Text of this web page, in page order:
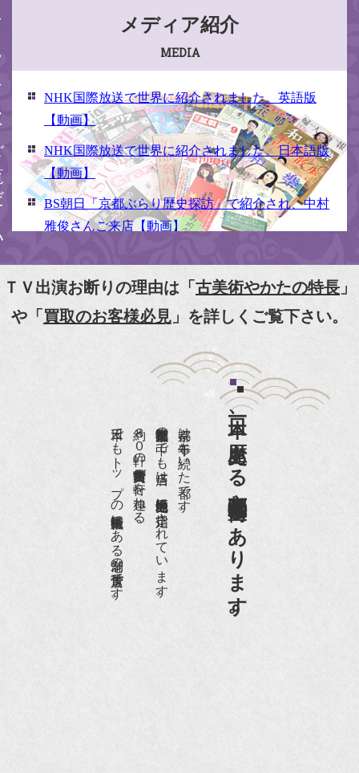
い メディア紹介
MEDIA
NHK国際放送で世界に紹介されました。英語版
【動画】
NHK国際放送で世界に紹介されました。日本語版
【動画】
BS朝日「京都ぶらり歴史探訪」で紹介され、中村
雅俊さんご来店【動画】
【動画】
『京都新聞』とKBS京都で鴨東まちなか美術館を
『和楽』7月号 樋口可南子さんがお店へ！！
『樋口可南子の古寺散歩』（5月17日発行）
NHK「趣味Do楽」とよた真帆さんご来店！【動
NHK『美の壺』（4月24日放送）
『和楽』10月号
『Hanako 京都案内』
『FIGARO japon』12月号
ＴＶ出演お断りの理由は「古美術やかたの特長 」
や「買取のお客様必見 」を詳しくご覧下さい。
日本一、歴史ある
京都祇園骨董街にあります。
京都は千年も続いた都です。
京都祇園骨董街の中でも当店は、歴史的保全地区に指定されています。
約８０軒の古美術骨董商が軒を連ねる、
日本でもトップの祇園骨董街にある老舗の骨董店です。